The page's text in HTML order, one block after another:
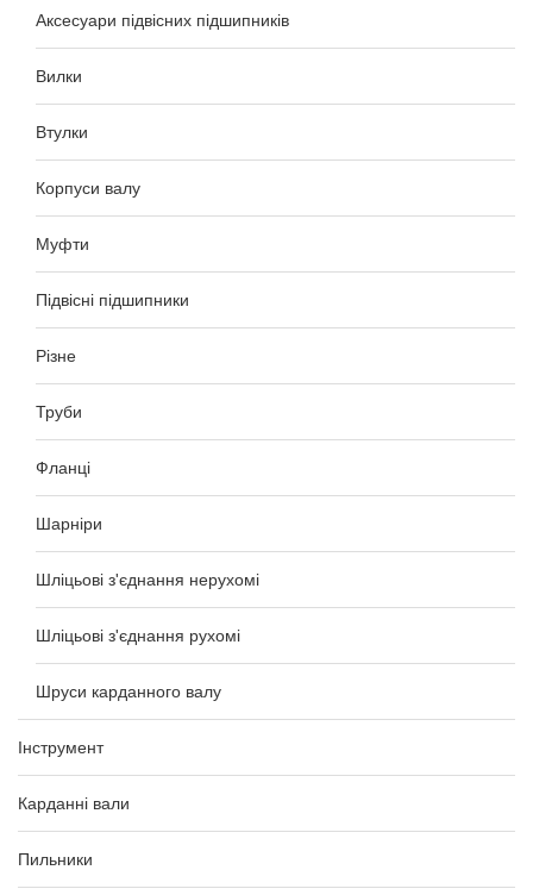
Аксесуари підвісних підшипників
Вилки
Втулки
Корпуси валу
Муфти
Підвісні підшипники
Різне
Труби
Фланці
Шарніри
Шліцьові з'єднання нерухомі
Шліцьові з'єднання рухомі
Шруси карданного валу
Інструмент
Карданні вали
Пильники